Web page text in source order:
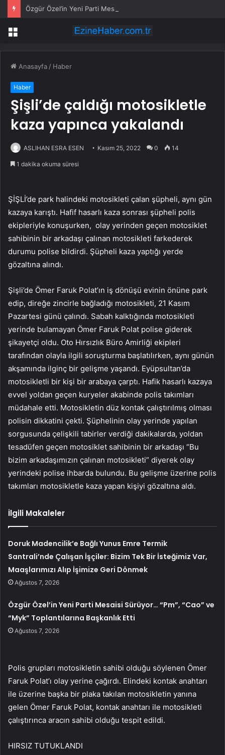
Menü
Anasayfa / Haber
Haber
Şişli’de çaldığı motosikletle
kaza yapınca yakalandı
ASLIHAN ESRA ESEN Kasım 25, 2022 0 14
1 dakika okuma süresi
ŞİŞLİ’de park halindeki motosikleti çalan şüpheli, aynı gün
kazaya karıştı. Hafif hasarlı kaza sonrası şüpheli polis
ekipleriyle konuşurken, olay yerinden geçen motosiklet
sahibinin bir arkadaşı çalınan motosikleti farkederek
durumu polise bildirdi. Şüpheli kaza yaptığı yerde
gözaltına alındı.
Şişli’de Ömer Faruk Polat’ın iş dönüşü evinin önüne park
edip, direğe zincirle bağladığı motosikleti, 21 Kasım
Pazartesi günü çalındı. Sabah kalktığında motosikleti
yerinde bulamayan Ömer Faruk Polat polise giderek
şikayetçi oldu. Oto Hırsızlık Büro Amirliği ekipleri
tarafından olayla ilgili soruşturma başlatılırken, aynı günün
akşamında ilginç bir gelişme yaşandı. Eyüpsultan’da
motosikletli bir kişi bir arabaya çarptı. Hafik hasarlı kazaya
evvel yoldan geçen kuryeler akabinde polis takımları
müdahale etti. Motosikletin düz kontak çalıştırılmış olması
polisin dikkatini çekti. Şüphelinin olay yerinde yapılan
sorgusunda çelişkili tabirler verdiği dakikalarda, yoldan
tesadüfen geçen motosiklet sahibinin bir arkadaşı “Bu
bizim arkadaşımızın çalınan motosikleti” diyerek olay
yerindeki polise ihbarda bulundu. Bu gelişme üzerine polis
takımları motosikletle kaza yapan kişiyi gözaltına aldı.
İlgili Makaleler
Doruk Madencilik’e Bağlı Yunus Emre Termik
Santrali’nde Çalışan İşçiler: Bizim Tek Bir İsteğimiz Var,
Maaşlarımızı Alıp İşimize Geri Dönmek
Ağustos 7, 2026
Özgür Özel’in Yeni Parti Mesaisi Sürüyor… “Pm”, “Cao” ve
“Myk” Toplantılarına Başkanlık Etti
Ağustos 7, 2026
Polis grupları motosikletin sahibi olduğu söylenen Ömer
Faruk Polat’ı olay yerine çağırdı. Elindeki kontak anahtarı
ile üzerine başka bir plaka takılan motosikletin yanına
gelen Ömer Faruk Polat, kontak anahtarı ile motosikleti
çalıştırınca aracın sahibi olduğu tespit edildi.
HIRSIZ TUTUKLANDI